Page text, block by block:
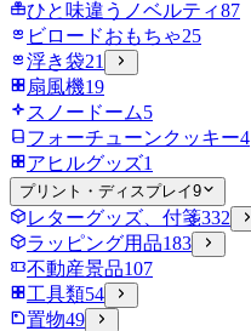
ひと味違うノベルティ87
ビロードおもちゃ25
浮き袋21
扇風機19
スノードーム5
フォーチューンクッキー4
アヒルグッズ1
プリント・ディスプレイ9
レターグッズ、付箋332
ラッピング用品183
不動産景品107
工具類54
置物49